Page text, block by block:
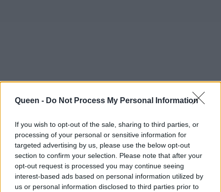
Queen - Do Not Process My Personal Information
If you wish to opt-out of the sale, sharing to third parties, or
processing of your personal or sensitive information for
targeted advertising by us, please use the below opt-out
section to confirm your selection. Please note that after your
opt-out request is processed you may continue seeing
interest-based ads based on personal information utilized by
us or personal information disclosed to third parties prior to
Ακόμη και έτσι όμως, είναι σίγουρο ότι η λίστα
με τιςφανατικές θαυμάστριεςτου παραμένει
τεράστια.